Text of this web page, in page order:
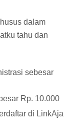
dalam
tahu dan
sebesar
Rp. 10.000
di LinkAja